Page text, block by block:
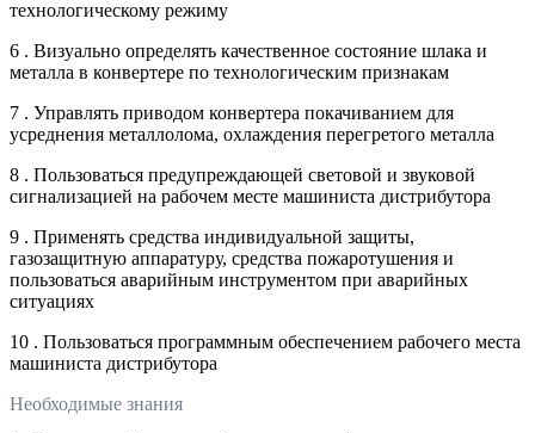
технологическому режиму
6 . Визуально определять качественное состояние шлака и
металла в конвертере по технологическим признакам
7 . Управлять приводом конвертера покачиванием для
усреднения металлолома, охлаждения перегретого металла
8 . Пользоваться предупреждающей световой и звуковой
сигнализацией на рабочем месте машиниста дистрибутора
9 . Применять средства индивидуальной защиты,
газозащитную аппаратуру, средства пожаротушения и
пользоваться аварийным инструментом при аварийных
ситуациях
10 . Пользоваться программным обеспечением рабочего места
машиниста дистрибутора
Необходимые знания